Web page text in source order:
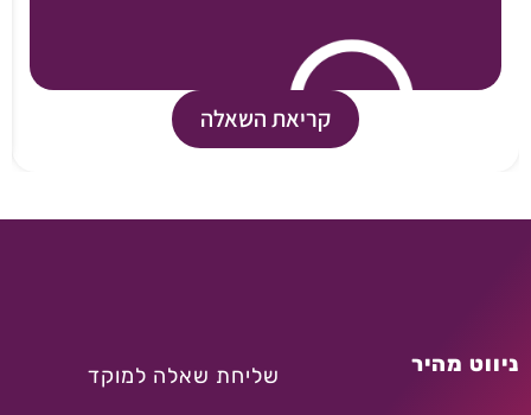
קריאת השאלה
ניווט מהיר שליחת שאלה למוקד